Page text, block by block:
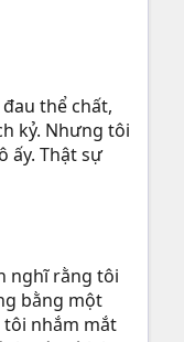
thể chất,
kỷ. Nhưng tôi
ấy. Thật sự
nghĩ rằng tôi
bằng một
tôi nhắm mắt